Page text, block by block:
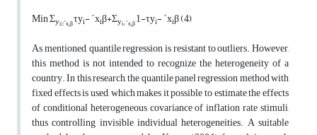
MinΣyi≥ˊxiβτyi-ˊxiβ+Σyi<ˊxiβ1-τyi-ˊxiβ(4)
As mentioned, quantile regression is resistant to outliers. However,
this method is not intended to recognize the heterogeneity of a
country. In this research, the quantile panel regression method with
fixed effects is used, which makes it possible to estimate the effects
of conditional heterogeneous covariance of inflation rate stimuli,
thus controlling invisible individual heterogeneities. A suitable